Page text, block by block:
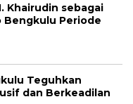
Khairudin sebagai
Bengkulu Periode
Teguhkan
dan Berkeadilan